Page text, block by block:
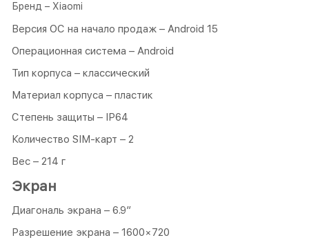
Бренд – Xiaomi
Версия ОС на начало продаж – Android 15
Операционная система – Android
Тип корпуса – классический
Материал корпуса – пластик
Степень защиты – IP64
Количество SIM-карт – 2
Вес – 214 г
Экран
Диагональ экрана – 6.9″
Разрешение экрана – 1600×720